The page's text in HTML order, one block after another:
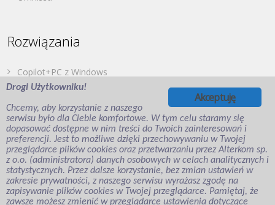
Rozwiązania
Copilot+PC z Windows
Dell PowerStore
Druk z urządzeń mobilnych
Japońska Twierdza – Hitachi Vantara
Wirtualizacja aplikacji i desktopów
Veeam Backup for Microsoft Entra ID
Akceptuję
Drogi Użytkowniku!
Chcemy, aby korzystanie z naszego
serwisu było dla Ciebie komfortowe. W tym celu staramy się
dopasować dostępne w nim treści do Twoich zainteresowań i
preferencji. Jest to możliwe dzięki przechowywaniu w Twojej
przeglądarce plików cookies oraz przetwarzaniu przez Alterkom sp.
z o.o. (administratora) danych osobowych w celach analitycznych i
statystycznych. Przez dalsze korzystanie, bez zmian ustawień w
zakresie prywatności, z naszego serwisu wyrażasz zgodę na
zapisywanie plików cookies w Twojej przeglądarce. Pamiętaj, że
zawsze możesz zmienić w przeglądarce ustawienia dotyczące